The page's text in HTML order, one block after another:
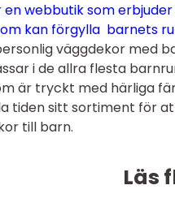
en webbutik som
kan förgylla barnets
väggdekor med
i de allra flesta
är tryckt med härliga
tiden sitt sortiment för
till barn.
Läs